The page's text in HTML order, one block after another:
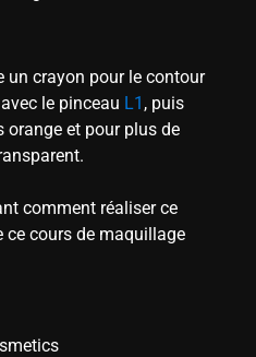
un crayon pour le contour
le pinceau L1 , puis
orange et pour plus de
comment réaliser ce
ce cours de maquillage